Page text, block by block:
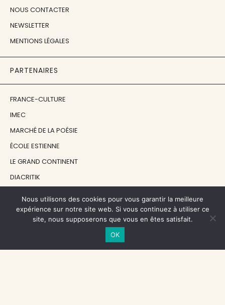
NOUS CONTACTER
NEWSLETTER
MENTIONS LÉGALES
PARTENAIRES
FRANCE-CULTURE
IMEC
MARCHÉ DE LA POÉSIE
ÉCOLE ESTIENNE
LE GRAND CONTINENT
DIACRITIK
NOS SOUTIENS
CENTRE NATIONAL DU LIVRE
Nous utilisons des cookies pour vous garantir la meilleure
expérience sur notre site web. Si vous continuez à utiliser ce
site, nous supposerons que vous en êtes satisfait.
OK